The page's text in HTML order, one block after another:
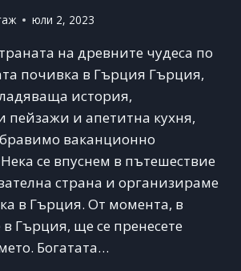
юли 2, 2023
на древните чудеса по
почивка в Гърция Гърция,
история,
и апетитна кухня,
ваканционно
се впуснем в пътешествие
страна и организираме
в Гърция. От момента, в
Гърция, ще се пренесете
Богатата…